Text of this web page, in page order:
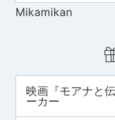
Mikamikan
映画『モアナと
ーカー